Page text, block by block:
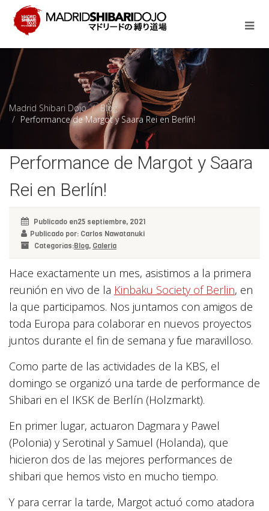
Madrid Shibari Dojo
Blog
Performance de Margot y Saara Rei en Berlín!
Performance de Margot y Saara
Rei en Berlín!
Publicado en25 septiembre, 2021
Publicado por: Carlos Nawatanuki
Categorías:Blog, Galeria
Hace exactamente un mes, asistimos a la primera
reunión en vivo de la Kinbaku Society of Berlin, en
la que participamos. Nos juntamos con amigos de
toda Europa para colaborar en nuevos proyectos
juntos durante el fin de semana y fue maravilloso.
Como parte de las actividades de la KBS, el
domingo se organizó una tarde de performance de
Shibari en el IKSK de Berlín (Holzmarkt).
En primer lugar, actuaron Dagmara y Pawel
(Polonia) y Serotinal y Samuel (Holanda), que
hicieron dos de las mejores performances de
shibari que hemos visto en mucho tiempo.
Y para cerrar la tarde, Margot actuó como atadora